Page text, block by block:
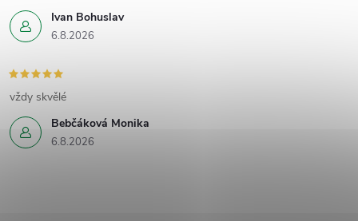
Ivan Bohuslav
6.8.2026
Bebčáková Monika
6.8.2026
vždy skvělé